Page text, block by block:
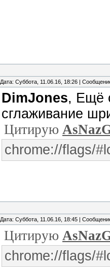
Дата: Суббота, 11.06.16, 18:26 |
DimJones, Ещё
сглаживание
Цитирую
chrome://flags/
Дата: Суббота, 11.06.16, 18:45 |
Цитирую
chrome://flags/